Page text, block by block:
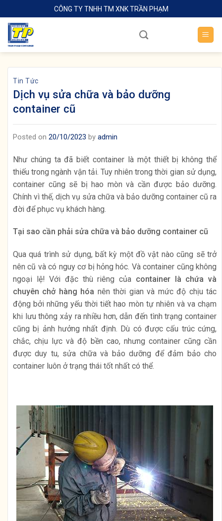
to
content
CÔNG TY TNHH TM XNK TRẦN PHẠM
Tin Tức
Dịch vụ sửa chữa và bảo dưỡng
container cũ
Posted on 20/10/2023 by admin
Như chúng ta đã biết container là một thiết bị không thể
thiếu trong ngành vận tải. Tuy nhiên trong thời gian sử dụng,
container cũng sẽ bị hao mòn và cần được bảo dưỡng.
Chính vì thế, dịch vụ sửa chữa và bảo dưỡng container cũ ra
đời để phục vụ khách hàng.
Tại sao cần phải sửa chữa và bảo dưỡng container cũ
Qua quá trình sử dụng, bất kỳ một đồ vật nào cũng sẽ trở
nên cũ và có nguy cơ bị hỏng hóc. Và container cũng không
ngoại lệ! Với đặc thù riêng của container là chứa và
chuyên chở hàng hóa nên thời gian và mức độ chịu tác
động bởi những yếu thời tiết hao mòn tự nhiên và va chạm
khi lưu thông xảy ra nhiều hơn, dẫn đến tình trạng container
cũng bị ảnh hưởng nhất định. Dù có được cấu trúc cứng,
chắc, chịu lực và độ bền cao, nhưng container cũng cần
được duy tu, sửa chữa và bảo dưỡng để đảm bảo cho
container luôn ở trạng thái tốt nhất có thể.